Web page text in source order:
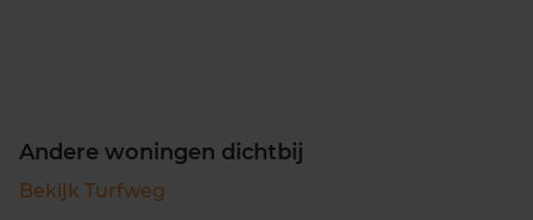
Andere woningen dichtbij
Bekijk Turfweg